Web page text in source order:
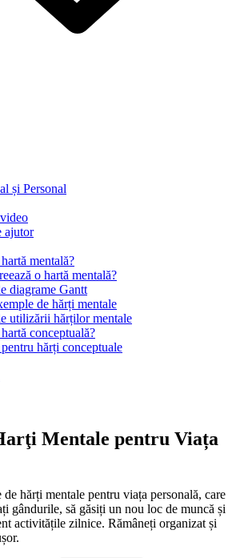
și Personal
ajutor
mentală?
o hartă mentală?
diagrame Gantt
de hărți mentale
utilizării hărților mentale
conceptuală?
hărți conceptuale
Mentale pentru Viața
hărți mentale pentru viața personală, care
gândurile, să găsiți un nou loc de muncă și
activitățile zilnice. Rămâneți organizat și